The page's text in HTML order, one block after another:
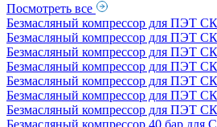
Посмотреть все
Безмасляный компрессор для ПЭТ
Безмасляный компрессор для ПЭТ
Безмасляный компрессор для ПЭТ
Безмасляный компрессор для ПЭТ
Безмасляный компрессор для ПЭТ
Безмасляный компрессор для ПЭТ
Безмасляный компрессор для ПЭТ
Безмасляный компрессор 40 бар